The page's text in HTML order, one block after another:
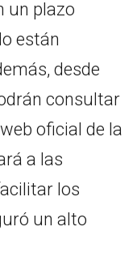
un plazo
están
desde
consultar
oficial de la
a las
los
un alto